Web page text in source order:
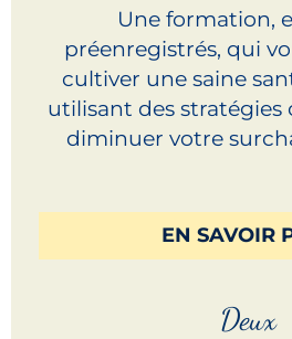
Une formation,
préenregistrés, qui
cultiver une saine
utilisant des stratégies
diminuer votre
EN SAVOIR
Deux